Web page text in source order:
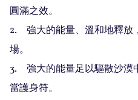
圓滿之效。
2.　強大的能量、溫和地釋
場。
3.　強大的能量足以驅散沙
當護身符。